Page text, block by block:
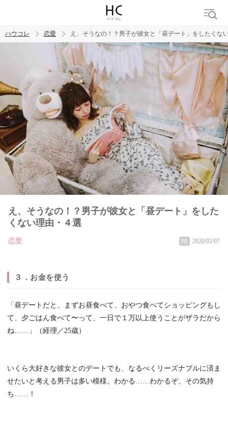
トレンド ワード
恋愛
ハウコレ 恋愛 え、そうなの！？男子が彼女と「昼デート」をしたくな
え、そうなの！？男子が彼女と「昼デート」をした
くない理由・４選
恋愛 PR 2020/02/07
３．お金を使う
「昼デートだと、まずお昼食べて、おやつ食べてショッピングもし
て、夕ごはん食べて〜って、一日で１万以上使うことがザラだから
ね……」（経理／25歳）
いくら大好きな彼女とのデートでも、なるべくリーズナブルに済ま
せたいと考える男子は多い模様。わかる……わかるぞ、その気持
ち……！